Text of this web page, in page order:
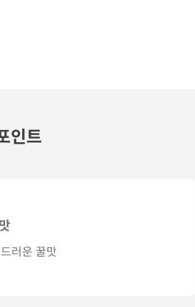
인트
맛
러운 꿀맛